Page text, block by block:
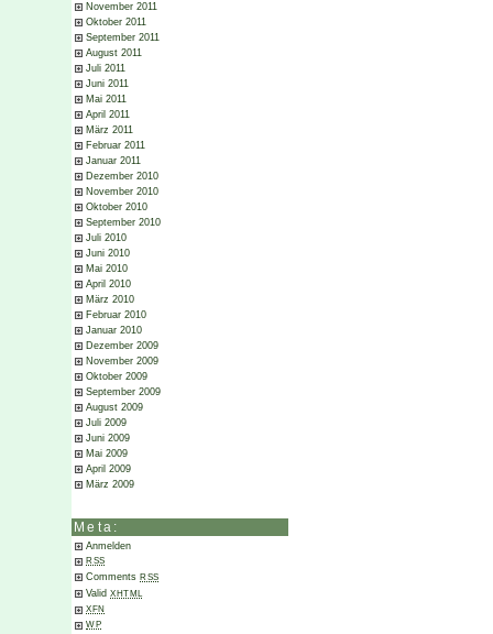
November 2011
Oktober 2011
September 2011
August 2011
Juli 2011
Juni 2011
Mai 2011
April 2011
März 2011
Februar 2011
Januar 2011
Dezember 2010
November 2010
Oktober 2010
September 2010
Juli 2010
Juni 2010
Mai 2010
April 2010
März 2010
Februar 2010
Januar 2010
Dezember 2009
November 2009
Oktober 2009
September 2009
August 2009
Juli 2009
Juni 2009
Mai 2009
April 2009
März 2009
Meta:
Anmelden
RSS
Comments RSS
Valid XHTML
XFN
WP